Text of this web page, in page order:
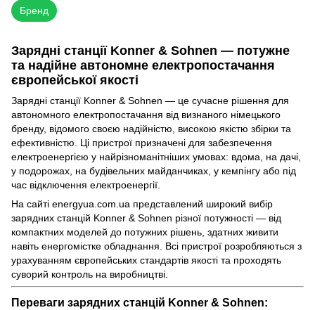
Зарядні станції Konner & Sohnen — потужне
та надійне автономне електропостачання
європейської якості
Зарядні станції Konner & Sohnen — це сучасне рішення для
автономного електропостачання від визнаного німецького
бренду, відомого своєю надійністю, високою якістю збірки та
ефективністю. Ці пристрої призначені для забезпечення
електроенергією у найрізноманітніших умовах: вдома, на дачі,
у подорожах, на будівельних майданчиках, у кемпінгу або під
час відключення електроенергії.
На сайті energyua.com.ua представлений широкий вибір
зарядних станцій Konner & Sohnen різної потужності — від
компактних моделей до потужних рішень, здатних живити
навіть енергомістке обладнання. Всі пристрої розробляються з
урахуванням європейських стандартів якості та проходять
суворий контроль на виробництві.
Переваги зарядних станцій Konner & Sohnen:
Бренд